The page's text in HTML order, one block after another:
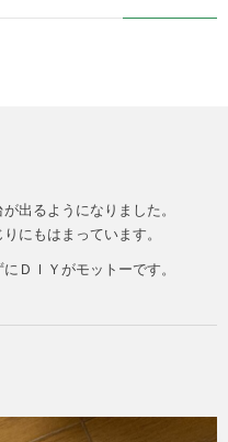
出るようになりました。
にもはまっています。
ＤＩＹがモットーです。